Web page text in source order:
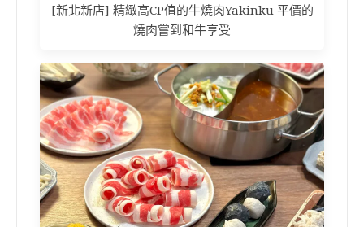
[新北新店] 精緻高CP值的牛燒肉Yakinku 平價的
燒肉嘗到和牛享受